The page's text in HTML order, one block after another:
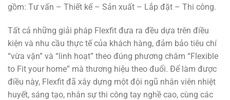
gồm: Tư vấn – Thiết kế – Sản xuất – Lắp đặt – Thi công.
Tất cả những giải pháp Flexfit đưa ra đều dựa trên điều
kiện và nhu cầu thực tế của khách hàng, đảm bảo tiêu chí
“vừa vặn” và “linh hoạt” theo đúng phương châm “Flexible
to Fit your home” mà thương hiệu theo đuổi. Để làm được
điều này, Flexfit đã xây dựng một đội ngũ nhân viên nhiệt
huyết, sáng tạo, nhân sự thi công tay nghề cao, cùng các